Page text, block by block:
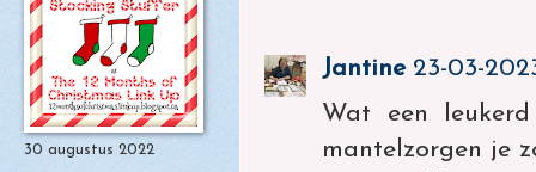
Jantine 23-03-
Wat een
mantelzorgen je
30 augustus 2022